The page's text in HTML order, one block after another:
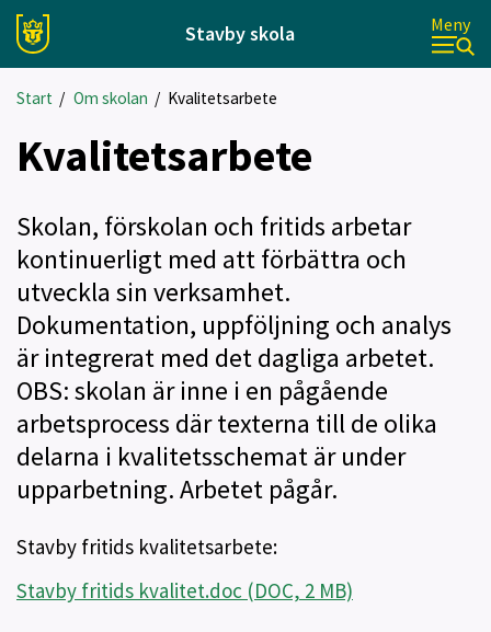
Stavby skola Meny
Start / Om skolan / Kvalitetsarbete
Kvalitetsarbete
Skolan, förskolan och fritids arbetar
kontinuerligt med att förbättra och
utveckla sin verksamhet.
Dokumentation, uppföljning och analys
är integrerat med det dagliga arbetet.
OBS: skolan är inne i en pågående
arbetsprocess där texterna till de olika
delarna i kvalitetsschemat är under
upparbetning. Arbetet pågår.
Stavby fritids kvalitetsarbete:
Stavby fritids kvalitet.doc (DOC, 2 MB)